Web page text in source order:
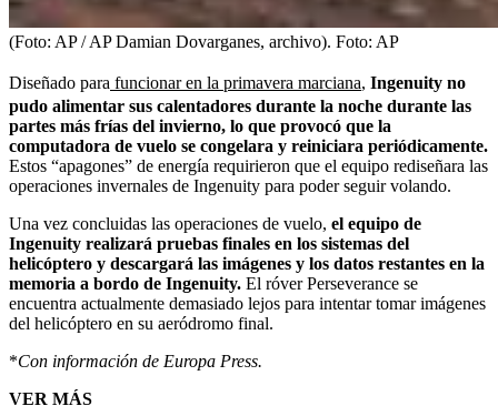
(Foto: AP / AP Damian Dovarganes, archivo). Foto: AP
Diseñado para funcionar en la primavera marciana, Ingenuity no
pudo alimentar sus calentadores durante la noche durante las
partes más frías del invierno, lo que provocó que la
computadora de vuelo se congelara y reiniciara periódicamente.
Estos “apagones” de energía requirieron que el equipo rediseñara las
operaciones invernales de Ingenuity para poder seguir volando.
Una vez concluidas las operaciones de vuelo, el equipo de
Ingenuity realizará pruebas finales en los sistemas del
helicóptero y descargará las imágenes y los datos restantes en la
memoria a bordo de Ingenuity. El róver Perseverance se
encuentra actualmente demasiado lejos para intentar tomar imágenes
del helicóptero en su aeródromo final.
*Con información de Europa Press.
VER MÁS